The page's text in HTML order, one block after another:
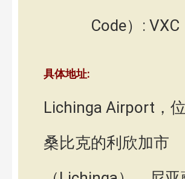
Code）: VXC
具体地址:
Lichinga Airport，
桑比克的利欣加市